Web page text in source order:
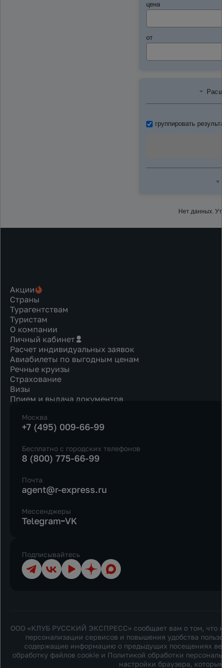
цена
от
группировать
Нет данных.
Акции
Страны
Турагентствам
Туристам
О компании
Личный кабинет
Расчет индивидуальных заявок
Авиабилеты по выгодным ценам
Речные круизы
Страхование
Визы
Прием и выдача документов
Москва
+7 (495) 009-66-99
Бесплатно с городских телефонов
8 (800) 775-66-99
Почта
agent@r-express.ru
Мессенджеры
Telegram VK
Подписывайтесь
ТелеграмВКонтакте
YouTubeДзен Max
ООО «КЛУБ РУССКИЙ ЭКСПРЕСС» сообщает вам о том, что
персонализации сервисов и повышения удобства
содержащие информацию о предыдущих посещениях
обработку файлов cookie и Политикой обработки
настройки браузера,